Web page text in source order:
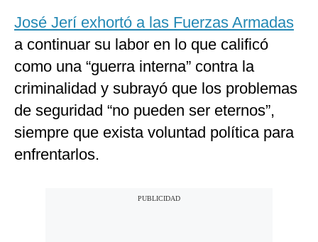
José Jerí exhortó a las Fuerzas Armadas
a continuar su labor en lo que calificó
como una “guerra interna” contra la
criminalidad y subrayó que los problemas
de seguridad “no pueden ser eternos”,
siempre que exista voluntad política para
enfrentarlos.